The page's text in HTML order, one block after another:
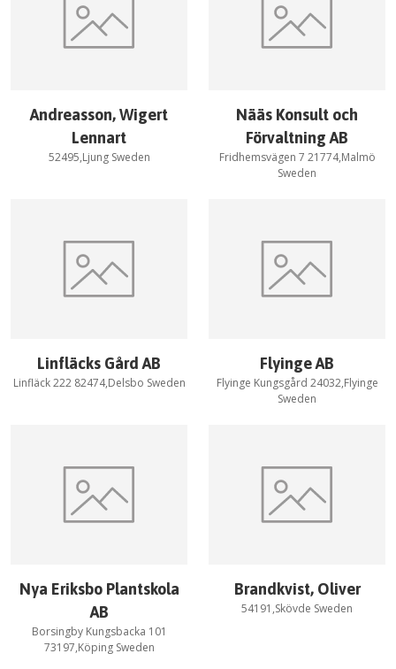
Andreasson, Wigert
Lennart
52495,Ljung Sweden
Nääs Konsult och
Förvaltning AB
Fridhemsvägen 7 21774,Malmö
Sweden
Linfläcks Gård AB
Linfläck 222 82474,Delsbo Sweden
Flyinge AB
Flyinge Kungsgård 24032,Flyinge
Sweden
Nya Eriksbo Plantskola
AB
Borsingby Kungsbacka 101
73197,Köping Sweden
Brandkvist, Oliver
54191,Skövde Sweden